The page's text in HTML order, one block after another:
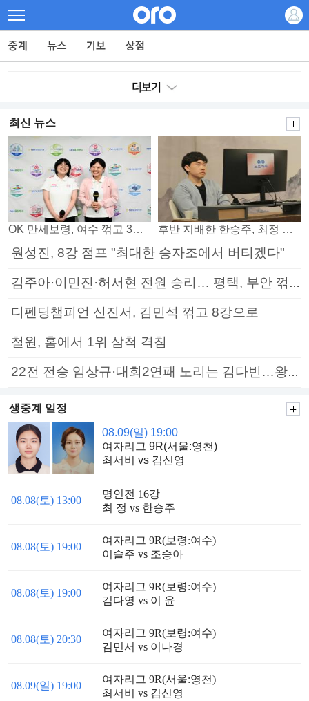
최신 뉴스
OK 만세보령, 여수 꺾고 3연패 탈출 후반 지배한 한승주, 최정 꺾고 8강 진출
원성진, 8강 점프 "최대한 승자조에서 버티겠다"
김주아·이민진·허서현 전원 승리… 평택, 부안 꺾고 5연승
디펜딩챔피언 신진서, 김민석 꺾고 8강으로
철원, 홈에서 1위 삼척 격침
22전 전승 임상규·대회2연패 노리는 김다빈…왕중왕전 16강 7일부터
생중계 일정
08.09(일) 19:00
여자리그 9R(서울:영천)
최서비 vs 김신영
08.08(토) 13:00
명인전 16강
최 정 vs 한승주
08.08(토) 19:00
여자리그 9R(보령:여수)
이슬주 vs 조승아
08.08(토) 19:00
여자리그 9R(보령:여수)
김다영 vs 이 윤
08.08(토) 20:30
여자리그 9R(보령:여수)
김민서 vs 이나경
08.09(일) 19:00
여자리그 9R(서울:영천)
최서비 vs 김신영